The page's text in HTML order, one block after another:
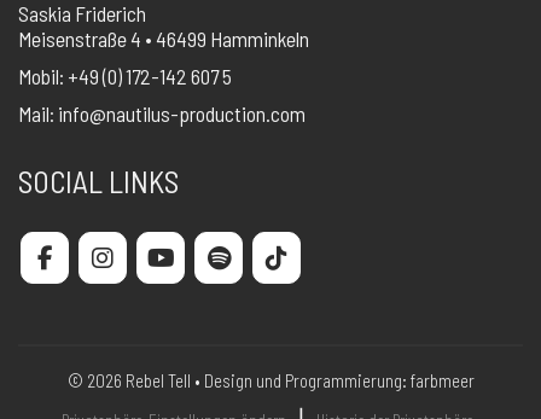
Saskia Friderich
Meisenstraße 4 • 46499 Hamminkeln
Mobil: +49 (0) 172-142 607 5
Mail: info@nautilus-production.com
SOCIAL LINKS
© 2026 Rebel Tell • Design und Programmierung: farbmeer